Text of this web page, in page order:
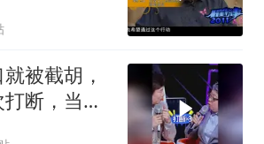
被截胡，
断，当众